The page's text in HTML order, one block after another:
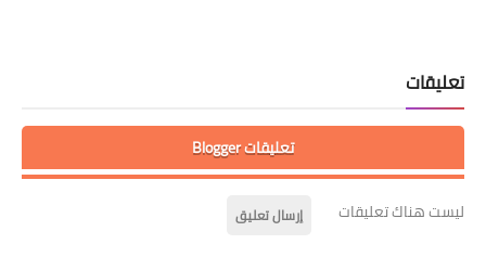
تعليقات
تعليقات Blogger
ليست هناك تعليقات إرسال تعليق